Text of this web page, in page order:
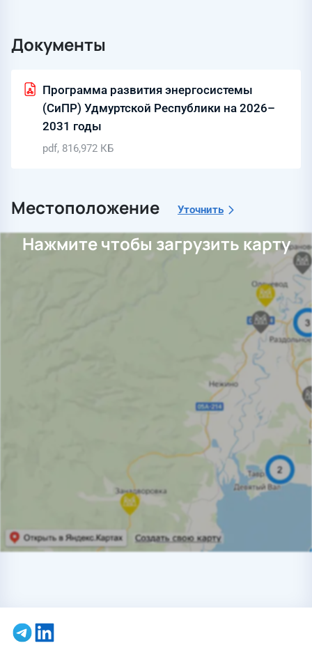
Документы
Программа развития энергосистемы
(СиПР) Удмуртской Республики на 2026–
2031 годы
pdf, 816,972 КБ
Местоположение Уточнить
Нажмите чтобы загрузить карту